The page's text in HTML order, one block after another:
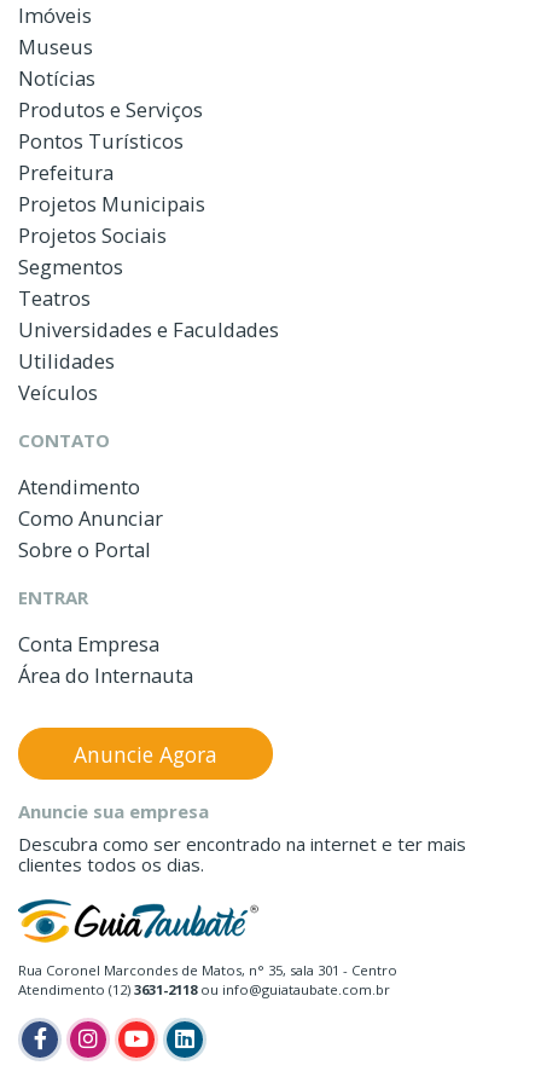
Imóveis
Museus
Notícias
Produtos e Serviços
Pontos Turísticos
Prefeitura
Projetos Municipais
Projetos Sociais
Segmentos
Teatros
Universidades e Faculdades
Utilidades
Veículos
CONTATO
Atendimento
Como Anunciar
Sobre o Portal
ENTRAR
Conta Empresa
Área do Internauta
Rua Coronel Marcondes de Matos, n° 35, sala 301 - Centro
Atendimento (12) 3631-2118ou info@guiataubate.com.br
Anuncie sua empresa
Descubra como ser encontrado na internet e ter mais
clientes todos os dias.
Anuncie Agora